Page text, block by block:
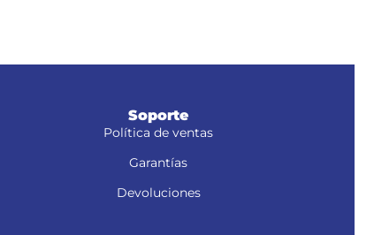
Soporte
Política de ventas
Garantías
Devoluciones